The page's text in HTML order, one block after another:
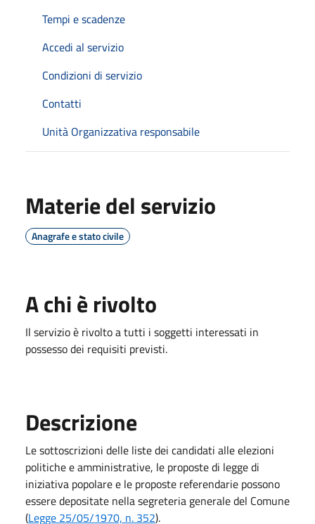
Tempi e scadenze
Accedi al servizio
Condizioni di servizio
Contatti
Unità Organizzativa responsabile
Materie del servizio
Anagrafe e stato civile
A chi è rivolto
Il servizio è rivolto a tutti i soggetti interessati in
possesso dei requisiti previsti.
Descrizione
Le sottoscrizioni delle liste dei candidati alle elezioni
politiche e amministrative, le proposte di legge di
iniziativa popolare e le proposte referendarie possono
essere depositate nella segreteria generale del Comune
(Legge 25/05/1970, n. 352).